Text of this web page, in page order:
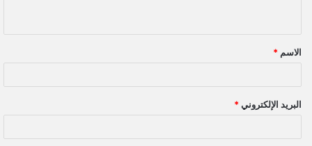
ق
*
الاسم *
البريد الإلكتروني *